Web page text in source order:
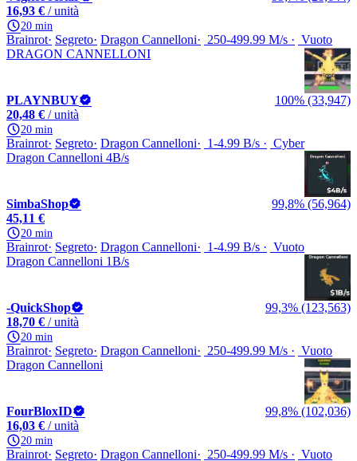
16,93 € / unità
20 min
Brainrot Segreto Dragon Cannelloni 250-499.99 M/s
Vuoto
DRAGON CANNELLONI
PLAYNBUY
100% (33,947)
20,48 € / unità
20 min
Brainrot Segreto Dragon Cannelloni 1-4.99 B/s
Cyber
Dragon Cannelloni 4B/s
SimbaShop
99,8% (56,964)
45,11 €
20 min
Brainrot Segreto Dragon Cannelloni 1-4.99 B/s
Vuoto
Dragon Cannelloni 1B/s
-QuickShop
99,3% (123,563)
18,70 € / unità
20 min
Brainrot Segreto Dragon Cannelloni 250-499.99 M/s
Vuoto
Dragon Cannelloni
FourBloxID
99,8% (102,036)
16,03 € / unità
20 min
Brainrot Segreto Dragon Cannelloni 250-499.99 M/s
Vuoto